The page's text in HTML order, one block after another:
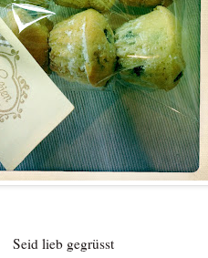
Seid lieb gegrüsst